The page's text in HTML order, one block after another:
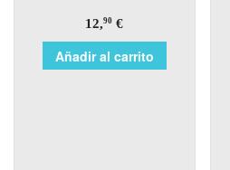
12,90 €
Añadir al carrito